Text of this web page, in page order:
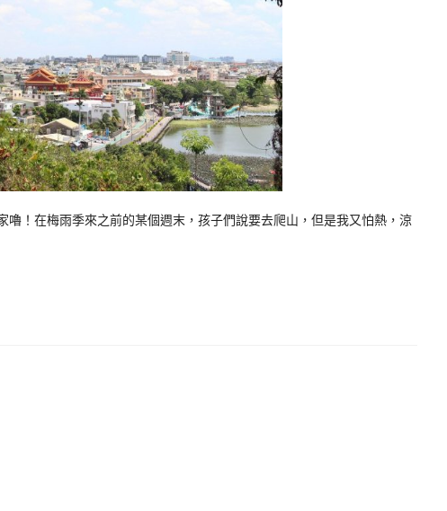
嚕！在梅雨季來之前的某個週末，孩子們說要去爬山，但是我又怕熱，涼